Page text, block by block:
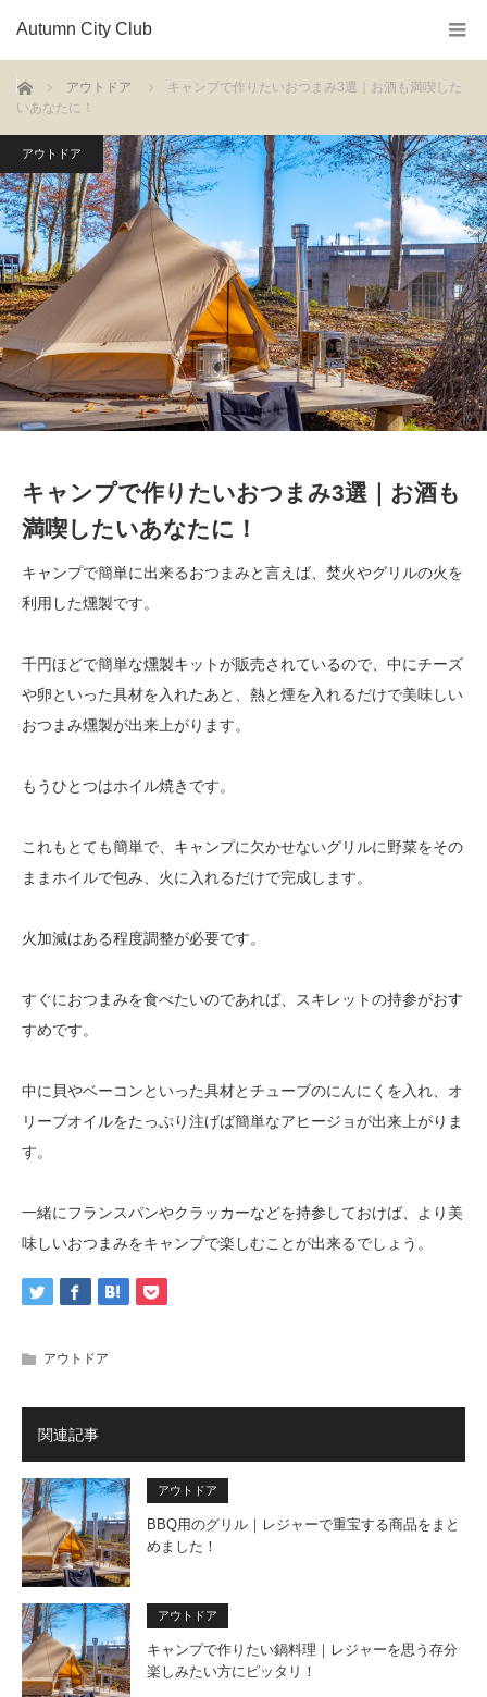
Autumn City Club
ホーム アウトドア
キャンプで作りたいおつまみ3選｜お酒も満喫した
いあなたに！
アウトドア
キャンプで作りたいおつまみ3選｜お酒も
満喫したいあなたに！
キャンプで簡単に出来るおつまみと言えば、焚火やグリルの火を
利用した燻製です。
千円ほどで簡単な燻製キットが販売されているので、中にチーズ
や卵といった具材を入れたあと、熱と煙を入れるだけで美味しい
おつまみ燻製が出来上がります。
もうひとつはホイル焼きです。
これもとても簡単で、キャンプに欠かせないグリルに野菜をその
ままホイルで包み、火に入れるだけで完成します。
火加減はある程度調整が必要です。
すぐにおつまみを食べたいのであれば、スキレットの持参がおす
すめです。
中に貝やベーコンといった具材とチューブのにんにくを入れ、オ
リーブオイルをたっぷり注げば簡単なアヒージョが出来上がりま
す。
一緒にフランスパンやクラッカーなどを持参しておけば、より美
味しいおつまみをキャンプで楽しむことが出来るでしょう。
アウトドア
関連記事
アウトドア
BBQ用のグリル｜レジャーで重宝する商品をまと
めました！
アウトドア
キャンプで作りたい鍋料理｜レジャーを思う存分
楽しみたい方にピッタリ！